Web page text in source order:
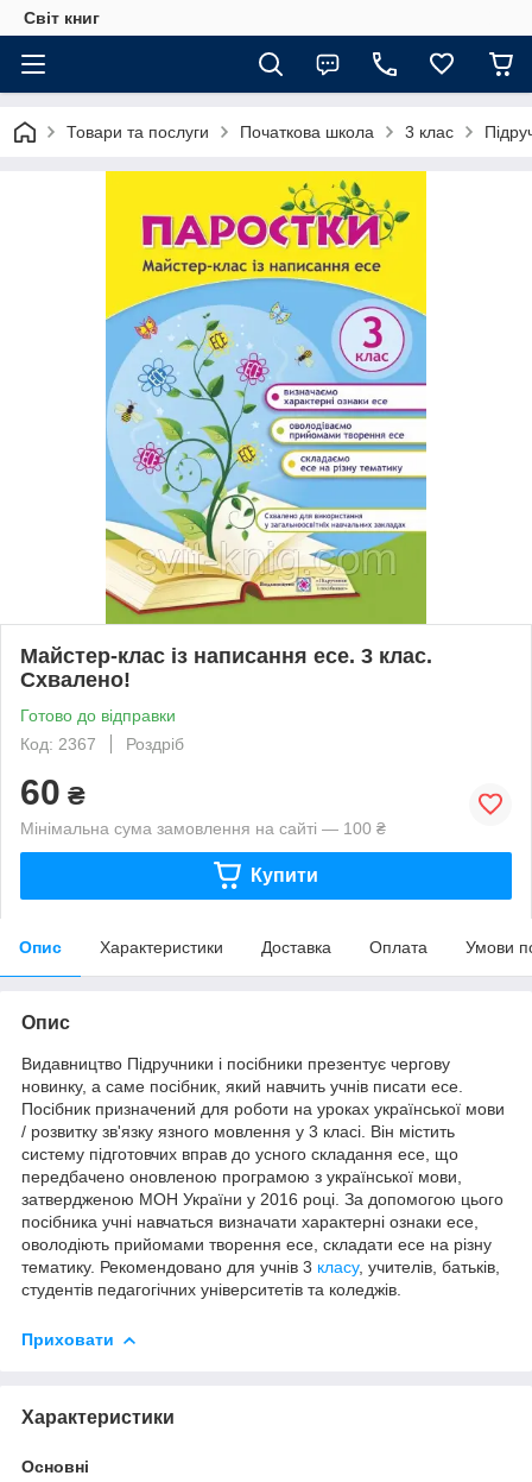
Світ книг
Товари та послуги Початкова школа 3 клас
Майстер-клас із написання есе. 3 клас.
Схвалено!
Готово до відправки
Код: 2367
Роздріб
60 ₴
Мінімальна сума замовлення на сайті — 100 ₴
Купити
Опис Характеристики Доставка Оплата Умови
Опис
Видавництво Підручники і посібники презентує чергову
новинку, а саме посібник, який навчить учнів писати есе.
Посібник призначений для роботи на уроках української мови
/ розвитку зв'язку язного мовлення у 3 класі. Він містить
систему підготовчих вправ до усного складання есе, що
передбачено оновленою програмою з української мови,
затвердженою МОН України у 2016 році. За допомогою цього
посібника учні навчаться визначати характерні ознаки есе,
оволодіють прийомами творення есе, складати есе на різну
тематику. Рекомендовано для учнів 3 класу, учителів, батьків,
студентів педагогічних університетів та коледжів.
Приховати
Характеристики
Основні